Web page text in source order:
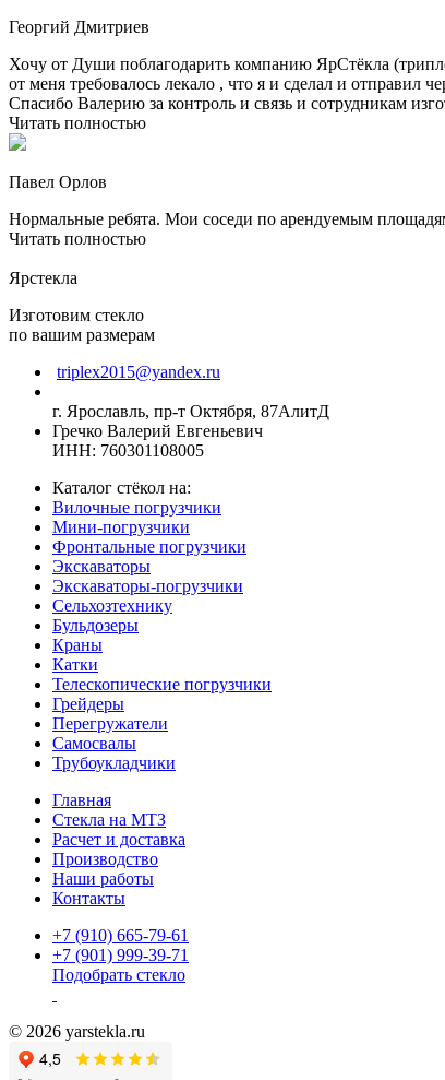
Георгий Дмитриев
Хочу от Души поблагодарить компанию ЯрСтёкла
от меня требовалось лекало , что я и сделал и
Спасибо Валерию за контроль и связь и сотрудникам
Читать полностью
Павел Орлов
Нормальные ребята. Мои соседи по арендуемым
Читать полностью
Ярстекла
Изготовим стекло
по вашим размерам
triplex2015@yandex.ru
г. Ярославль, пр-т Октября, 87АлитД
Гречко Валерий Евгеньевич
ИНН: 760301108005
Каталог стёкол на:
Вилочные погрузчики
Мини-погрузчики
Фронтальные погрузчики
Экскаваторы
Экскаваторы-погрузчики
Сельхозтехнику
Бульдозеры
Краны
Катки
Телескопические погрузчики
Грейдеры
Перегружатели
Самосвалы
Трубоукладчики
Главная
Стекла на МТЗ
Расчет и доставка
Производство
Наши работы
Контакты
+7 (910) 665-79-61
+7 (901) 999-39-71
Подобрать стекло
© 2026 yarstekla.ru